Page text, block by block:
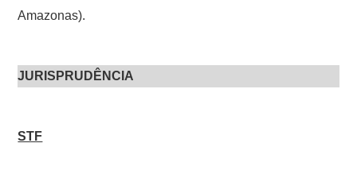
Amazonas).
JURISPRUDÊNCIA
STF